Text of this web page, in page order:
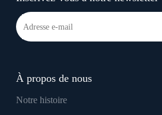
À propos de nous
Notre histoire